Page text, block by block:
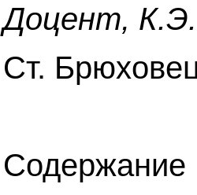
Доцент,
Ст.
Содержание